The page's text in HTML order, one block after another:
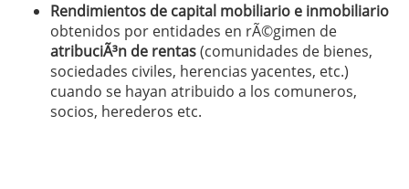
Rendimientos de capital mobiliario e inmobiliario
obtenidos por entidades en rÃ©gimen de
atribuciÃ³n de rentas(comunidades de bienes,
sociedades civiles, herencias yacentes, etc.)
cuando se hayan atribuido a los comuneros,
socios, herederos etc.